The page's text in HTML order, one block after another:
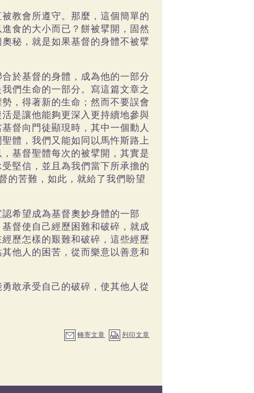
教會所遵守。那麼，這個簡單的
食的大小而已？餅被擘開，固然
秘，就是如果基督的身體不被擘
於基督的身體，成為他的一部分
們生命的一部分。寫這篇文章之
，得著新的生命；然而不要誤會
是讓他能夠更深入更持續地參與
督向門徒顯現時，其中一個動人
體，我們又能如同以馬忤斯路上
基督聖體每次的被擘開，其實是
堅信，並且為我們當下所承擔的
的苦難，如此，就給了我們盼望
希望成為基督奧妙身體的一部
督使自己經歷困難和破碎，就成
歷怎樣的艱難和破碎，這些經歷
他人的困苦，從而樂意以善意和
敢承受自己的破碎，使其他人從
轉寄文章 列印文章